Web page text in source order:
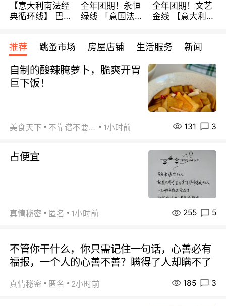
【意大利南法经
典循环线】 巴黎
宾馆 108欧/天起
全程756欧/位
全年团期！永恒
绿线 「意国法
欧/天起 ~包拼房
全年团期！文艺
金线 【意大利一
每周铁发！
推荐 跳蚤市场 房屋店铺 生活服务 新闻
自制的酸辣腌萝卜，脆爽开胃
巨下饭！
美食天下 不靠谱不要联系 1小时前 131 3
占便宜
真情秘密 匿名 1小时前 255 5
不管你干什么，你只需记住一句话，心善必有
福报，一个人的心善不善？瞒得了人却瞒不了
真情秘密 匿名 2小时前 185 3